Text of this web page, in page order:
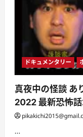
ドキュメンタリー
真夜中の怪談 あ
2022 最新恐怖
...